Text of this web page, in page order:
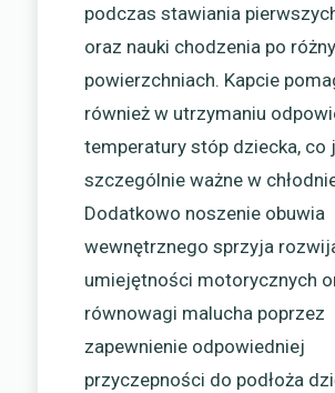
podczas stawiania
oraz nauki chodzenia po
powierzchniach. Kapcie
również w utrzymaniu
temperatury stóp dziecka, co
szczególnie ważne w
Dodatkowo noszenie obuwia
wewnętrznego sprzyja
umiejętności motorycznych
równowagi malucha poprzez
zapewnienie odpowiedniej
przyczepności do podłoża